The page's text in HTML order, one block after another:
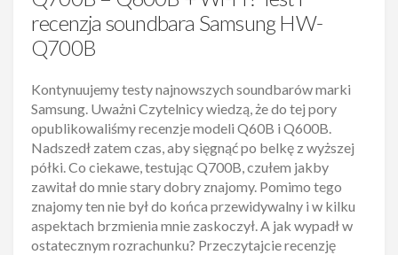
recenzja soundbara Samsung HW-
Q700B
Kontynuujemy testy najnowszych soundbarów marki
Samsung. Uważni Czytelnicy wiedzą, że do tej pory
opublikowaliśmy recenzje modeli Q60B i Q600B.
Nadszedł zatem czas, aby sięgnąć po belkę z wyższej
półki. Co ciekawe, testując Q700B, czułem jakby
zawitał do mnie stary dobry znajomy. Pomimo tego
znajomy ten nie był do końca przewidywalny i w kilku
aspektach brzmienia mnie zaskoczył. A jak wypadł w
ostatecznym rozrachunku? Przeczytajcie recenzję